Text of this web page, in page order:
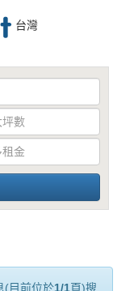
台灣
(目前位於1/1頁)搜